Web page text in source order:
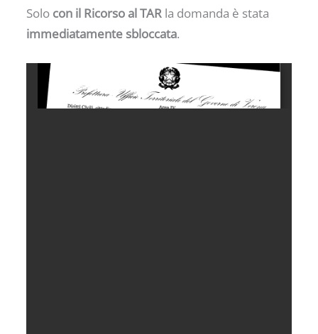
Solo con il Ricorso al TAR la domanda è stata
immediatamente sbloccata.